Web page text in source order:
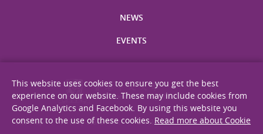
NEWS
EVENTS
Site Map Privacy Statement Disclaimer Web Accessibility
This website uses cookies to ensure you get the best
experience on our website. These may include cookies from
Google Analytics and Facebook. By using this website you
consent to the use of these cookies. Read more about Cookie